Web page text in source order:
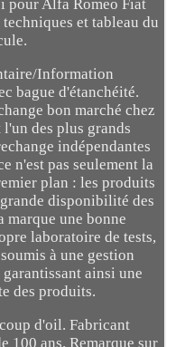
pour Alfa Romeo Fiat
et tableau du
Information
bague d'étanchéité.
bon marché chez
des plus grands
indépendantes
n'est pas seulement la
plan : les produits
disponibilité des
marque une bonne
laboratoire de tests,
à une gestion
ainsi une
des produits.
d'oil. Fabricant
100 ans. Remarque sur